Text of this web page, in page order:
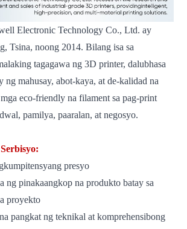
Electronic Technology Co., Ltd. ay
Tsina, noong 2014. Bilang isa sa
tagagawa ng 3D printer, dalubhasa
ng mahusay, abot-kaya, at de-kalidad na
eco-friendly na filament sa pag-print
pamilya, paaralan, at negosyo.
presyo
ng pinakaangkop na produkto batay sa
proyekto
pangkat ng teknikal at komprehensibong